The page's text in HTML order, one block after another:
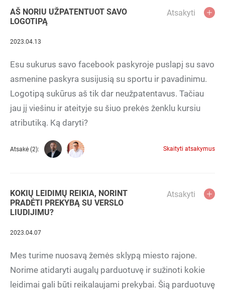
AŠ NORIU UŽPATENTUOT SAVO
LOGOTIPĄ
Atsakyti
2023.04.13
Esu sukurus savo facebook paskyroje puslapį su savo
asmenine paskyra susijusią su sportu ir pavadinimu.
Logotipą sukūrus aš tik dar neužpatentavus. Tačiau
jau jį viešinu ir ateityje su šiuo prekės ženklu kursiu
atributiką. Ką daryti?
Atsakė (2): Skaityti atsakymus
KOKIŲ LEIDIMŲ REIKIA, NORINT
PRADĖTI PREKYBĄ SU VERSLO
LIUDIJIMU?
Atsakyti
2023.04.07
Mes turime nuosavą žemės sklypą miesto rajone.
Norime atidaryti augalų parduotuvę ir sužinoti kokie
leidimai gali būti reikalaujami prekybai. Šią parduotuvę